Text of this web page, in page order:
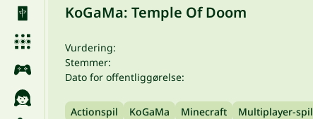
KoGaMa: Temple Of Doom
Vurdering:
Stemmer:
Dato for offentliggørelse:
Actionspil KoGaMa Minecraft Multiplayer-spil